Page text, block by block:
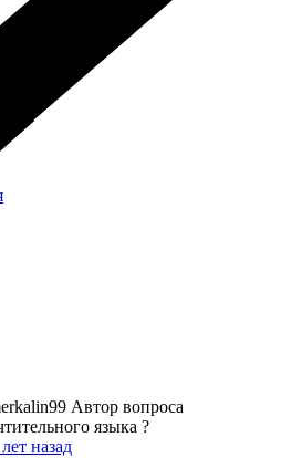
Автор вопроса
языка ?
назад